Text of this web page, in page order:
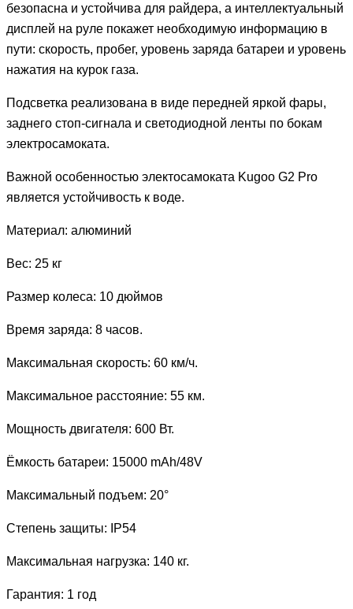
безопасна и устойчива для райдера, а интеллектуальный
дисплей на руле покажет необходимую информацию в
пути: скорость, пробег, уровень заряда батареи и уровень
нажатия на курок газа.
Подсветка реализована в виде передней яркой фары,
заднего стоп-сигнала и светодиодной ленты по бокам
электросамоката.
Важной особенностью электосамоката Kugoo G2 Pro
является устойчивость к воде.
Материал: алюминий
Вес: 25 кг
Размер колеса: 10 дюймов
Время заряда: 8 часов.
Максимальная скорость: 60 км/ч.
Максимальное расстояние: 55 км.
Мощность двигателя: 600 Вт.
Ёмкость батареи: 15000 mAh/48V
Максимальный подъем: 20°
Степень защиты: IP54
Максимальная нагрузка: 140 кг.
Гарантия: 1 год